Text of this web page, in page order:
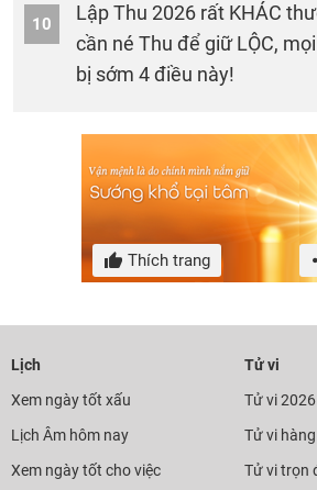
10
Lập Thu 2026 rất KHÁC
cần né Thu để giữ LỘC,
bị sớm 4 điều này!
Thích trang
Lịch
Xem ngày tốt xấu
Lịch Âm hôm nay
Xem ngày tốt cho việc
Tử vi
Tử vi 2026
Tử vi
Tử vi trọn